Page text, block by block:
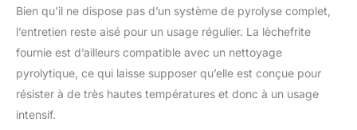
Bien qu’il ne dispose pas d’un système de pyrolyse complet,
l’entretien reste aisé pour un usage régulier. La lèchefrite
fournie est d’ailleurs compatible avec un nettoyage
pyrolytique, ce qui laisse supposer qu’elle est conçue pour
résister à de très hautes températures et donc à un usage
intensif.